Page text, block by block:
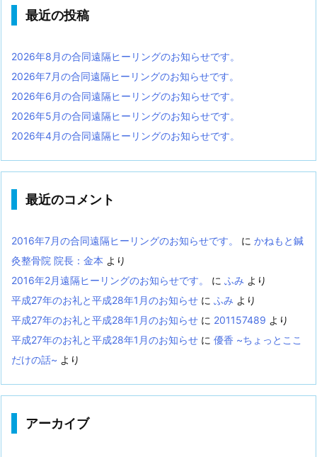
最近の投稿
2026年8月の合同遠隔ヒーリングのお知らせです。
2026年7月の合同遠隔ヒーリングのお知らせです。
2026年6月の合同遠隔ヒーリングのお知らせです。
2026年5月の合同遠隔ヒーリングのお知らせです。
2026年4月の合同遠隔ヒーリングのお知らせです。
最近のコメント
2016年7月の合同遠隔ヒーリングのお知らせです。 に かねもと鍼
灸整骨院 院長：金本 より
2016年2月遠隔ヒーリングのお知らせです。
に ふみ より
平成27年のお礼と平成28年1月のお知らせ に ふみ より
平成27年のお礼と平成28年1月のお知らせ に 201157489 より
平成27年のお礼と平成28年1月のお知らせ に 優香 ~ちょっとここ
だけの話~ より
アーカイブ